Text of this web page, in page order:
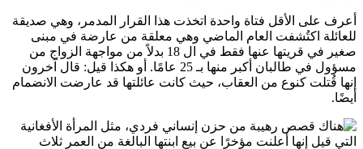
أعرف على الأقل فتاة واحدة اتخذت هذا القرار المدمر، وهي صديقة
للعائلة اكتُشفت العام الماضي وهي معلقة من عارضة في مبنى
صغير في قريتها عنها فقط في ال 18 بدلاً من مواجهة الزواج من
مسؤول في طالبان أكبر منها بـ 25 عامًا. أو هكذا قيل: قال آخرون
إنها قُتلت كنوع من العقاب، حيث كانت عائلتها قد عارضت الانضمام
أيضًا.